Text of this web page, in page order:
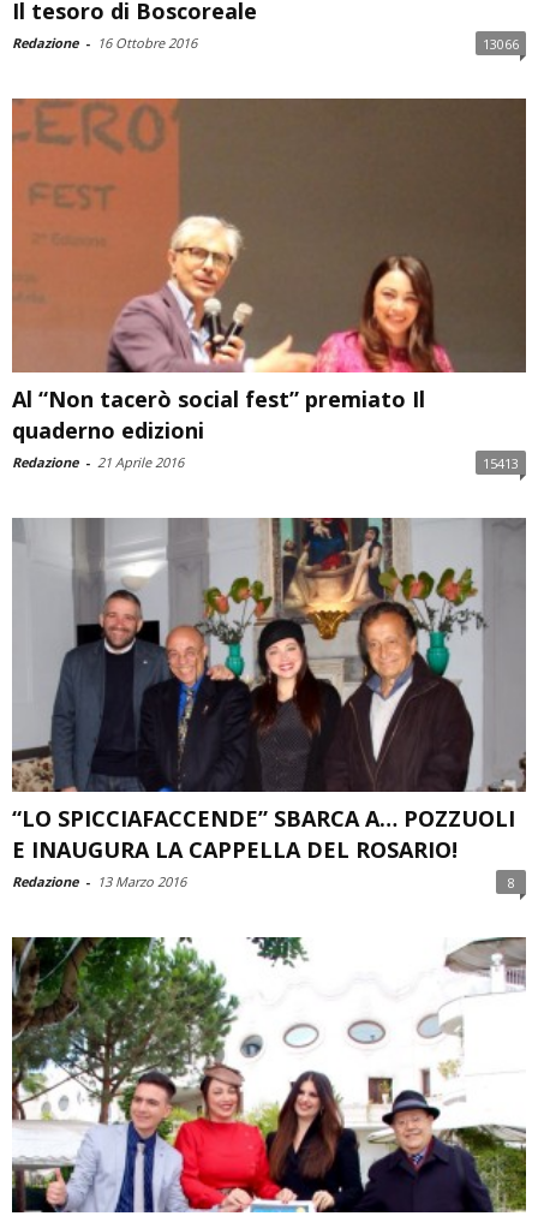
Il tesoro di Boscoreale
Redazione - 16 Ottobre 2016 13066
Al “Non tacerò social fest” premiato Il
quaderno edizioni
Redazione - 21 Aprile 2016 15413
“LO SPICCIAFACCENDE” SBARCA A… POZZUOLI
E INAUGURA LA CAPPELLA DEL ROSARIO!
Redazione - 13 Marzo 2016 8